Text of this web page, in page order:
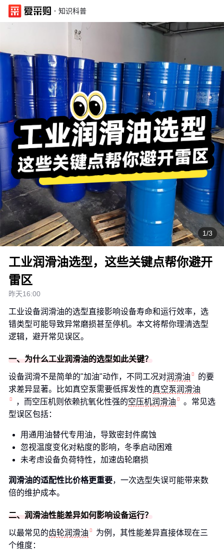
· 知识科普
1/3
工业润滑油选型，这些关键点帮你避开
雷区
昨天16:00
工业设备润滑油的选型直接影响设备寿命和运行效率，选
错类型可能导致异常磨损甚至停机。本文将帮你理清选型
逻辑，避开常见误区。
一、为什么工业润滑油的选型如此关键？
设备润滑不是简单的"加油"动作，不同工况对润滑油
的要
求差异显著。比如真空泵需要低挥发性的真空泵润滑油
，而空压机则依赖抗氧化性强的空压机润滑油
。常见选
型误区包括：
用通用油替代专用油，导致密封件腐蚀
忽视温度变化对粘度的影响，冬季启动困难
未考虑设备负荷特性，加速齿轮磨损
润滑油的适配性比价格更重要，一次选型失误可能带来数
倍的维护成本。
二、润滑油性能差异如何影响设备运行？
以最常见的齿轮润滑油
为例，其性能差异直接体现在三
个维度：